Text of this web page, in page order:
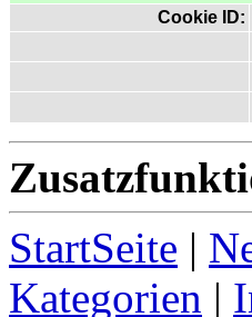
Cookie ID:
StartSeite |
Kategorien |